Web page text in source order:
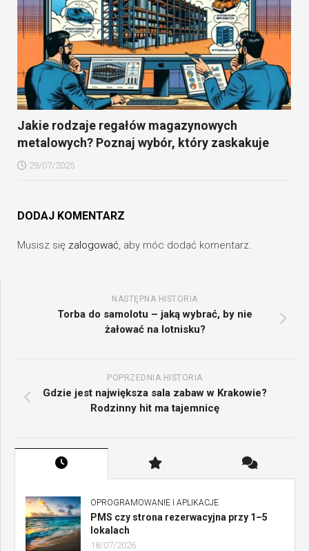
Jakie rodzaje regałów magazynowych
metalowych? Poznaj wybór, który zaskakuje
29/07/2025
DODAJ KOMENTARZ
Musisz się zalogować, aby móc dodać komentarz.
NASTĘPNA HISTORIA
Torba do samolotu – jaką wybrać, by nie
żałować na lotnisku?
POPRZEDNIA HISTORIA
Gdzie jest największa sala zabaw w Krakowie?
Rodzinny hit ma tajemnicę
OPROGRAMOWANIE I APLIKACJE
PMS czy strona rezerwacyjna przy 1–5
lokalach
18/07/2026